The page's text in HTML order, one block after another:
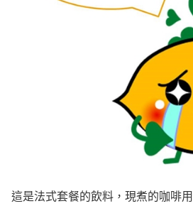
這是法式套餐的飲料，現煮的咖啡